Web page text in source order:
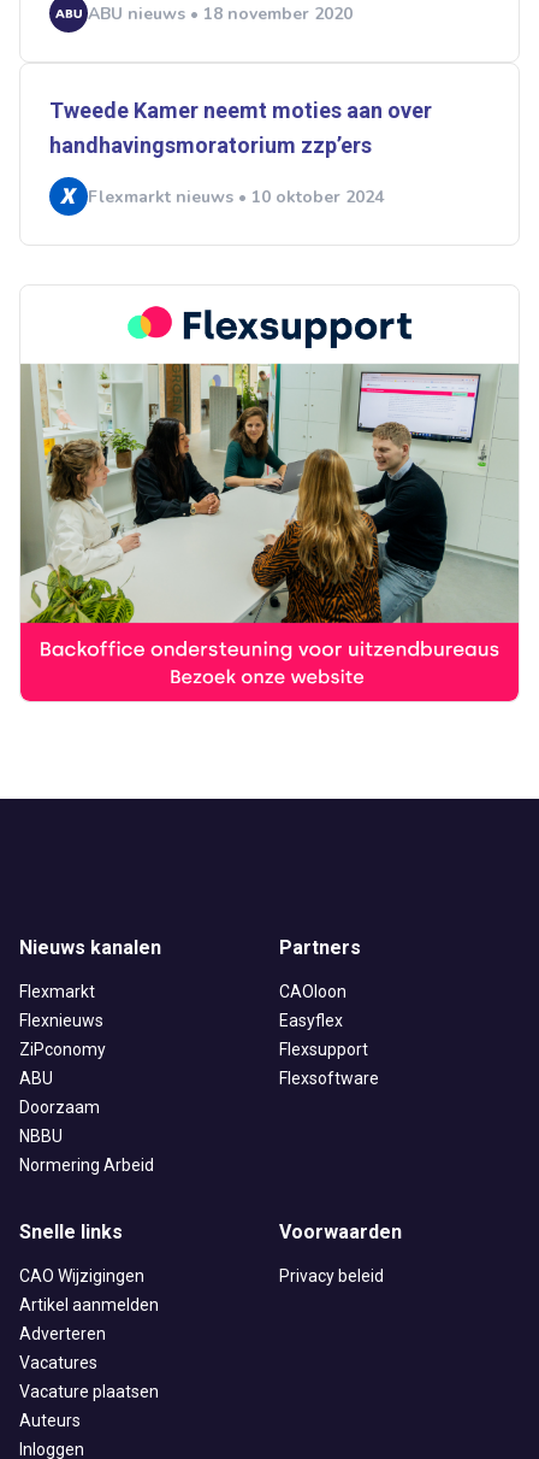
ABU nieuws • 18 november 2020
Tweede Kamer neemt moties aan over
handhavingsmoratorium zzp’ers
Flexmarkt nieuws • 10 oktober 2024
Nieuws kanalen
Flexmarkt
Flexnieuws
ZiPconomy
ABU
Doorzaam
NBBU
Normering Arbeid
Partners
CAOloon
Easyflex
Flexsupport
Flexsoftware
Snelle links
CAO Wijzigingen
Artikel aanmelden
Adverteren
Vacatures
Vacature plaatsen
Auteurs
Inloggen
Voorwaarden
Privacy beleid